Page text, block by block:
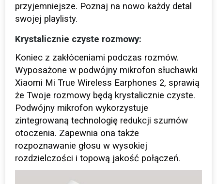
przyjemniejsze. Poznaj na nowo każdy detal
swojej playlisty.
Krystalicznie czyste rozmowy:
Koniec z zakłóceniami podczas rozmów.
Wyposażone w podwójny mikrofon słuchawki
Xiaomi Mi True Wireless Earphones 2, sprawią
że Twoje rozmowy będą krystalicznie czyste.
Podwójny mikrofon wykorzystuje
zintegrowaną technologię redukcji szumów
otoczenia. Zapewnia ona także
rozpoznawanie głosu w wysokiej
rozdzielczości i topową jakość połączeń.